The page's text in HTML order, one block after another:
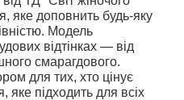
яке доповнить будь-яку
Модель
відтінках — від
смарагдового.
для тих, хто цінує
яке підходить для всіх